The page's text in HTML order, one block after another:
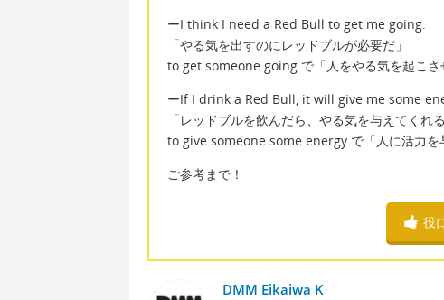
ーI think I need a Red Bull to get me going.
「やる気を出すのにレッドブルが必要だ」
to get someone going で「人をやる気を起こさ
ーIf I drink a Red Bull, it will give me some
「レッドブルを飲んだら、やる気を与えてくれ
to give someone some energy で「人に活力を
ご参考まで！
役
DMM Eikaiwa K